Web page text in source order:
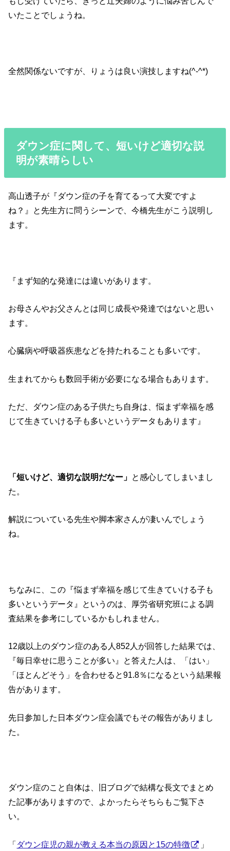
いたことでしょうね。
全然関係ないですが、りょうは良い演技しますね(^-^*)
ダウン症に関して、短いけど適切な説
明が素晴らしい
高山透子が『ダウン症の子を育てるって大変ですよ
ね？』と先生方に問うシーンで、今橋先生がこう説明し
ます。
『まず知的な発達には違いがあります。
お母さんやお父さんとは同じ成長や発達ではないと思い
ます。
心臓病や呼吸器疾患などを持たれることも多いです。
生まれてからも数回手術が必要になる場合もあります。
ただ、ダウン症のある子供たち自身は、悩まず幸福を感
じて生きていける子も多いというデータもあります』
「短いけど、適切な説明だなー」 と感心してしまいまし
た。
解説についている先生や脚本家さんが凄いんでしょう
ね。
ちなみに、この『悩まず幸福を感じて生きていける子も
多いというデータ』というのは、厚労省研究班による調
査結果を参考にしているかもしれません。
12歳以上のダウン症のある人852人が回答した結果では、
『毎日幸せに思うことが多い』と答えた人は、「はい」
「ほとんどそう」を合わせると91.8％になるという結果報
告があります。
先日参加した日本ダウン症会議でもその報告がありまし
た。
ダウン症のこと自体は、旧ブログで結構な長文でまとめ
た記事がありますので、よかったらそちらもご覧下さ
い。
「ダウン症児の親が教える本当の原因と15の特徴 」